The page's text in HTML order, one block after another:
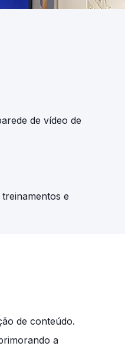
de vídeo de
e
de conteúdo.
a